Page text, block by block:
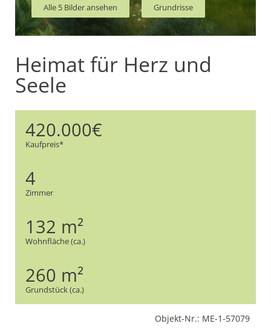
Alle 5 Bilder ansehen Grundrisse
Heimat für Herz und
Seele
420.000€
Kaufpreis*
4
Zimmer
132 m²
Wohnfläche (ca.)
260 m²
Grundstück (ca.)
Objekt-Nr.: ME-1-57079